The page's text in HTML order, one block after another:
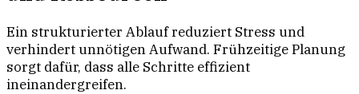
Ein strukturierter Ablauf reduziert Stress und
verhindert unnötigen Aufwand. Frühzeitige Planung
sorgt dafür, dass alle Schritte effizient
ineinandergreifen.